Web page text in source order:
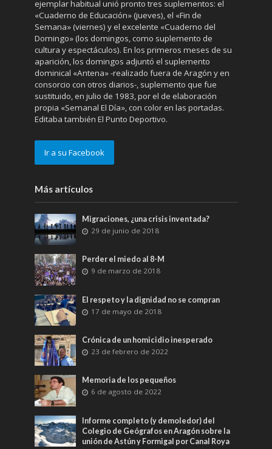
ejemplar habitual unió pronto tres suplementos: el
«Cuaderno de Educación» (jueves), el «Fin de
Semana» (viernes) y el excelente «Cuaderno del
Domingo» (los domingos, como suplemento de
cultura y espectáculos). En los primeros meses de su
aparición, los domingos adjuntó el suplemento
dominical «Antena» -realizado fuera de Aragón y en
consorcio con otros diarios-, suplemento que fue
sustituido, en julio de 1983, por el de elaboración
propia «Semanal El Día», con color en las portadas.
Editaba también El Punto Deportivo.
Ir a su Facebook
Más artículos
Migraciones, ¿una crisis inventada?
29 de junio de 2018
Perder el miedo al 8-M
9 de marzo de 2018
El respeto y la dignidad no se compran
17 de mayo de 2018
Crónica de un homicidio inesperado
23 de febrero de 2022
Memoria de los pequeños
6 de agosto de 2022
Informe completo (y demoledor) del
Colegio de Geógrafos en Aragón sobre la
unión de Astún y Formigal por Canal Roya